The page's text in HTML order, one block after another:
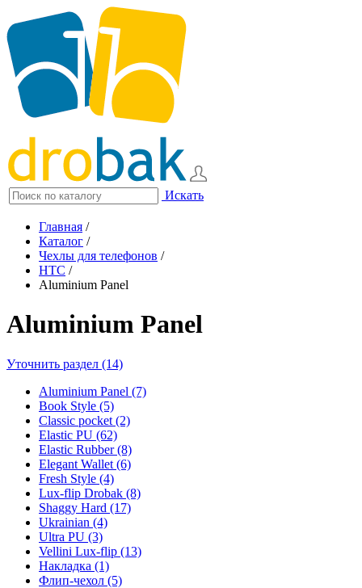
Искать
Главная /
Каталог /
Чехлы для телефонов /
HTC /
Aluminium Panel
Aluminium Panel
Уточнить раздел (14)
Aluminium Panel (7)
Book Style (5)
Classic pocket (2)
Elastic PU (62)
Elastic Rubber (8)
Elegant Wallet (6)
Fresh Style (4)
Lux-flip Drobak (8)
Shaggy Hard (17)
Ukrainian (4)
Ultra PU (3)
Vellini Lux-flip (13)
Накладка (1)
Флип-чехол (5)